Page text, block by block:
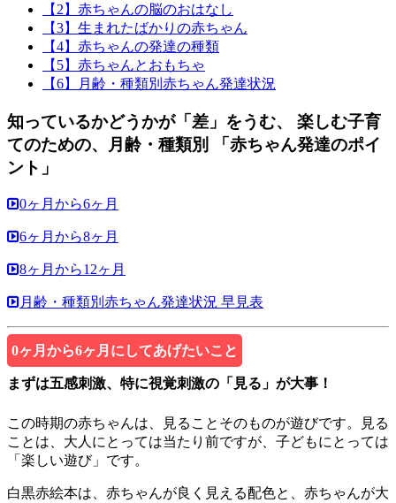
【2】赤ちゃんの脳のおはなし
【3】生まれたばかりの赤ちゃん
【4】赤ちゃんの発達の種類
【5】赤ちゃんとおもちゃ
【6】月齢・種類別赤ちゃん発達状況
知っているかどうかが「差」をうむ、 楽しむ子育
てのための、月齢・種類別 「赤ちゃん発達のポイ
ント」
0ヶ月から6ヶ月
6ヶ月から8ヶ月
8ヶ月から12ヶ月
月齢・種類別赤ちゃん発達状況 早見表
0ヶ月から6ヶ月にしてあげたいこと
まずは五感刺激、特に視覚刺激の「見る」が大事！
この時期の赤ちゃんは、見ることそのものが遊びです。見る
ことは、大人にとっては当たり前ですが、子どもにとっては
「楽しい遊び」です。
白黒赤絵本は、赤ちゃんが良く見える配色と、赤ちゃんが大